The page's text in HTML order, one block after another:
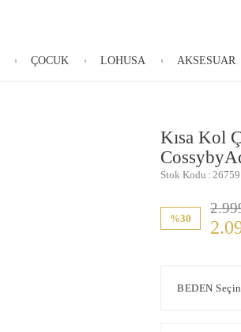
ÇOCUK LOHUSA AKSESUAR
Kısa Kol
Stok Kodu 26759
%30